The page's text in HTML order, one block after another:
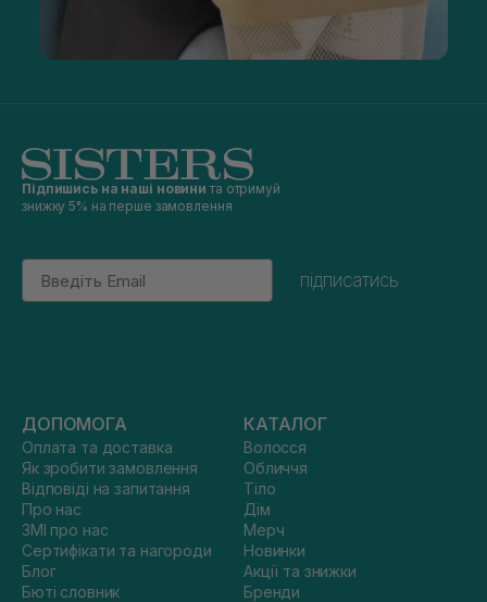
Підпишись на наші новини та отримуй
знижку 5% на перше замовлення
Email
підписатись
ДОПОМОГА
Оплата та доставка
Як зробити замовлення
Відповіді на запитання
Про нас
ЗМІ про нас
Сертифікати та нагороди
Блог
Бюті словник
КАТАЛОГ
Волосся
Обличчя
Тіло
Дім
Мерч
Новинки
Акції та знижки
Бренди